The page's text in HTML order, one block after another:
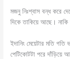
মজনু নিঃশ্বাস বন্ধ করে
দিকে তাকিয়ে আছে। নাকি
ইদানিং মেয়েটার মতি
পেটিকোটটা পরে দাঁড়িয়ে